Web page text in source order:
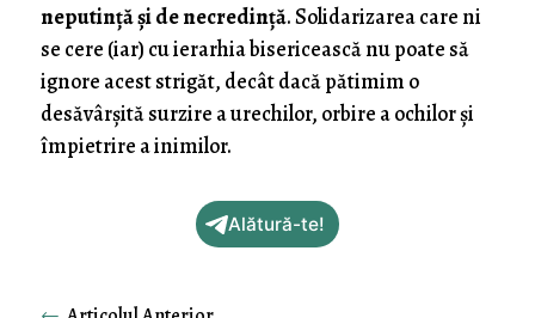
neputinţă şi de necredinţă. Solidarizarea care ni
se cere (iar) cu ierarhia bisericească nu poate să
ignore acest strigăt, decât dacă pătimim o
desăvârşită surzire a urechilor, orbire a ochilor şi
împietrire a inimilor.
Alătură-te!